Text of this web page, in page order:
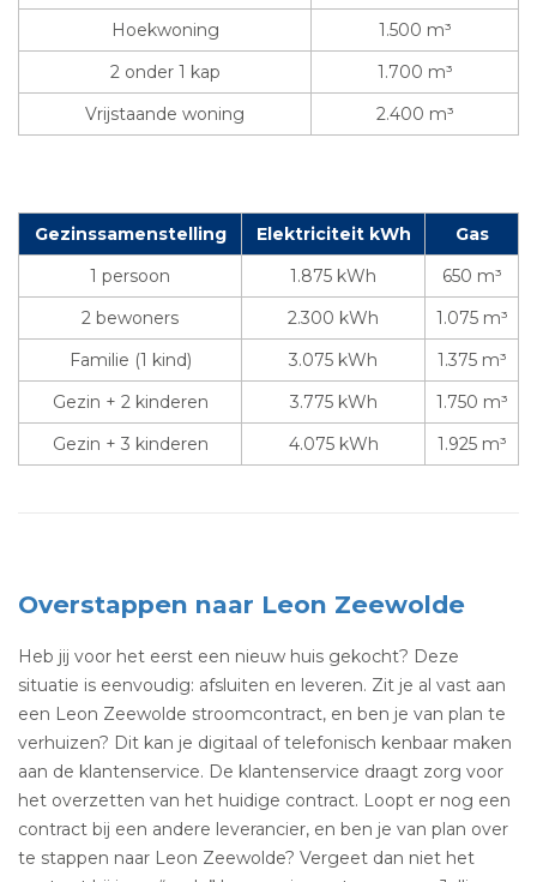
Hoekwoning
1.500 m³
2 onder 1 kap
1.700 m³
Vrijstaande woning
2.400 m³
Gezinssamenstelling Elektriciteit kWh
Gas
1 persoon
1.875 kWh
650 m³
2 bewoners
2.300 kWh
1.075 m³
Familie (1 kind)
3.075 kWh
1.375 m³
Gezin + 2 kinderen
3.775 kWh
1.750 m³
Gezin + 3 kinderen
4.075 kWh 1.925 m³
Overstappen naar Leon Zeewolde
Heb jij voor het eerst een nieuw huis gekocht? Deze
situatie is eenvoudig: afsluiten en leveren. Zit je al vast aan
een Leon Zeewolde stroomcontract, en ben je van plan te
verhuizen? Dit kan je digitaal of telefonisch kenbaar maken
aan de klantenservice. De klantenservice draagt zorg voor
het overzetten van het huidige contract. Loopt er nog een
contract bij een andere leverancier, en ben je van plan over
te stappen naar Leon Zeewolde? Vergeet dan niet het